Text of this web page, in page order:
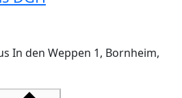
In den Weppen 1, Bornheim,